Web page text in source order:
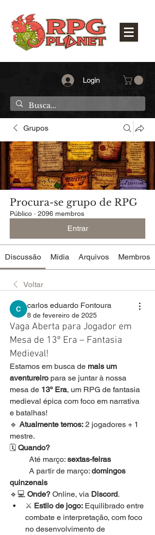
Login
Grupos
Procura-se grupo de RPG
Público · 2096 membros
Entrar
Discussão Mídia Arquivos Membros
Voltar
carlos eduardo Fontoura
8 de fevereiro de 2025
Vaga Aberta para Jogador em
Mesa de 13º Era – Fantasia
Medieval!
Estamos em busca de mais um
aventureiro para se juntar à nossa
mesa de 13º Era, um RPG de fantasia
medieval épica com foco em narrativa
e batalhas!
🔹 Atualmente temos: 2 jogadores + 1
mestre.
🗓 Quando?
	Até março:
sextas-feiras
	A partir de março:
domingos
quinzenais
🔹💻 Onde? Online, via Discord.
⚔ Estilo de jogo: Equilibrado entre
combate e interpretação, com foco
no desenvolvimento de